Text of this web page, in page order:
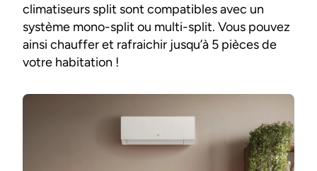
climatiseurs split sont compatibles avec un
système mono-split ou multi-split. Vous pouvez
ainsi chauffer et rafraichir jusqu’à 5 pièces de
votre habitation !